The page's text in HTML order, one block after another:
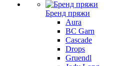
Бренд пряжи
Aura
BC Garn
Cascade
Drops
Gruendl